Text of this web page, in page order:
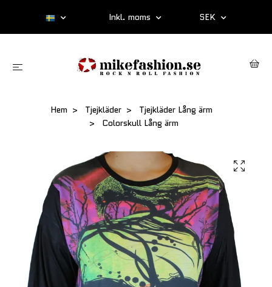
Inkl. moms SEK
Hem Tjejkläder
Tjejkläder Lång ärm
Colorskull Lång ärm